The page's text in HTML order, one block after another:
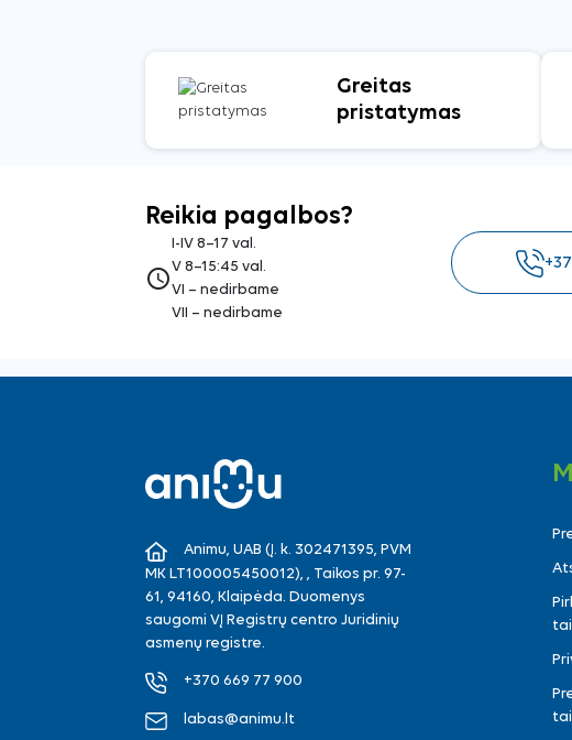
Greitas
pristatymas
Reikia pagalbos?
access_time
I-IV 8–17 val.
V 8–15:45 val.
VI – nedirbame
VII – nedirbame
Animu, UAB (Į. k. 302471395, PVM
MK LT100005450012), , Taikos pr. 97-
61, 94160, Klaipėda. Duomenys
saugomi VĮ Registrų centro Juridinių
asmenų registre.
+370 669 77 900
labas@animu.lt